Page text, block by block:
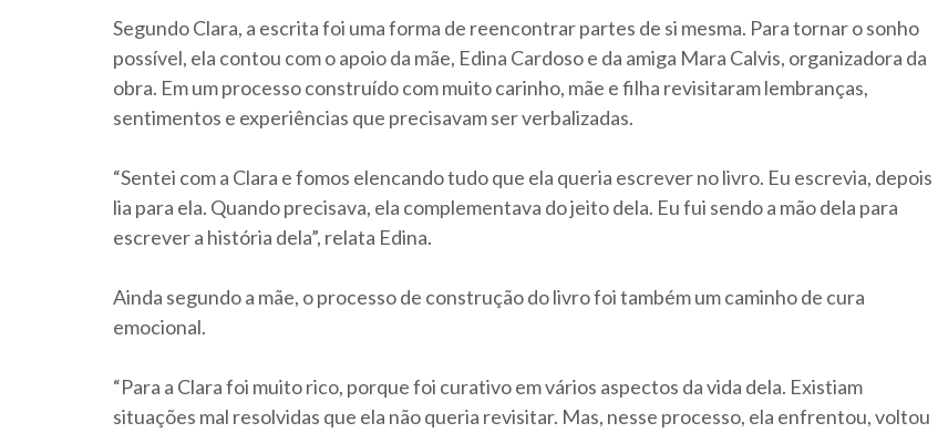
Segundo Clara, a escrita foi uma forma de reencontrar partes de si mesma. Para tornar o sonho
possível, ela contou com o apoio da mãe, Edina Cardoso e da amiga Mara Calvis, organizadora da
obra. Em um processo construído com muito carinho, mãe e filha revisitaram lembranças,
sentimentos e experiências que precisavam ser verbalizadas.
“Sentei com a Clara e fomos elencando tudo que ela queria escrever no livro. Eu escrevia, depois
lia para ela. Quando precisava, ela complementava do jeito dela. Eu fui sendo a mão dela para
escrever a história dela”, relata Edina.
Ainda segundo a mãe, o processo de construção do livro foi também um caminho de cura
emocional.
“Para a Clara foi muito rico, porque foi curativo em vários aspectos da vida dela. Existiam
situações mal resolvidas que ela não queria revisitar. Mas, nesse processo, ela enfrentou, voltou